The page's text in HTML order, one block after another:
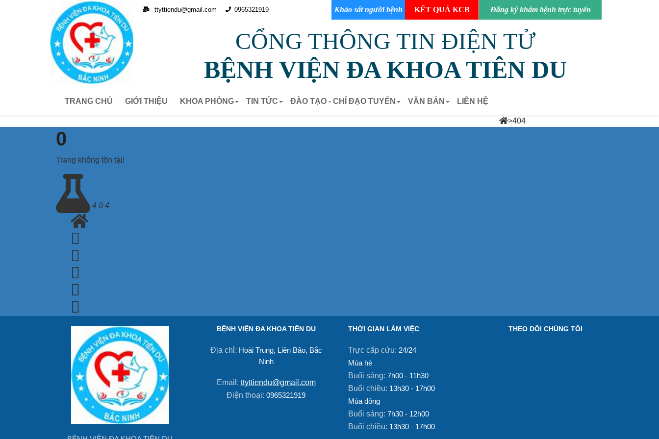
ttyttiendu@gmail.com 0965321919 Đăng ký khám bệnh trực tuyến
KẾT QUẢ KCB
Khảo sát người bệnh
CỔNG THÔNG TIN ĐIỆN TỬ
BỆNH VIỆN ĐA KHOA TIÊN DU
TRANG CHỦ GIỚI THIỆU KHOA PHÒNG TIN TỨC ĐÀO TẠO - CHỈ ĐẠO TUYẾN VĂN BẢN LIÊN HỆ
>404
0
Trang không tồn tại!
4 0 4
BỆNH VIỆN ĐA KHOA TIÊN DU
Địa chỉ: Hoài Trung, Liên Bão, Bắc
Ninh
Email: ttyttiendu@gmail.com
Điện thoại:0965321919
THỜI GIAN LÀM VIỆC
Trực cấp cứu: 24/24
Mùa hè
Buổi sáng:7h00 - 11h30
Buổi chiều: 13h30 - 17h00
Mùa đông
Buổi sáng:7h30 - 12h00
Buổi chiều: 13h30 - 17h00
THEO DÕI CHÚNG TÔI